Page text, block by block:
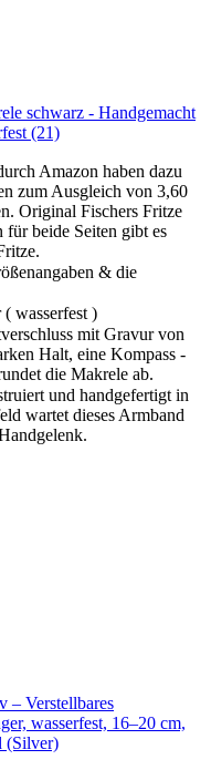
schwarz - Handgemacht
(21)
Amazon haben dazu
zum Ausgleich von 3,60
Original Fischers Fritze
für beide Seiten gibt es
& die
wasserfest )
mit Gravur von
Halt, eine Kompass -
die Makrele ab.
und handgefertigt in
wartet dieses Armband
– Verstellbares
wasserfest, 16–20 cm,
(Silver)